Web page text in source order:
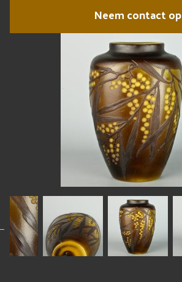
Neem contact op